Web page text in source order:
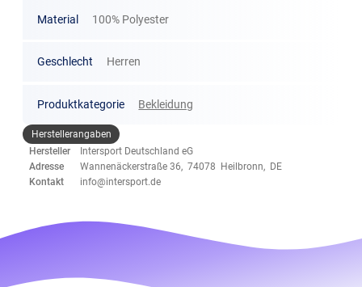
Material 100% Polyester
Geschlecht Herren
Produktkategorie Bekleidung
Herstellerangaben
Hersteller
Intersport Deutschland eG
Adresse
Wannenäckerstraße 36, 74078 Heilbronn, DE
Kontakt
info@intersport.de